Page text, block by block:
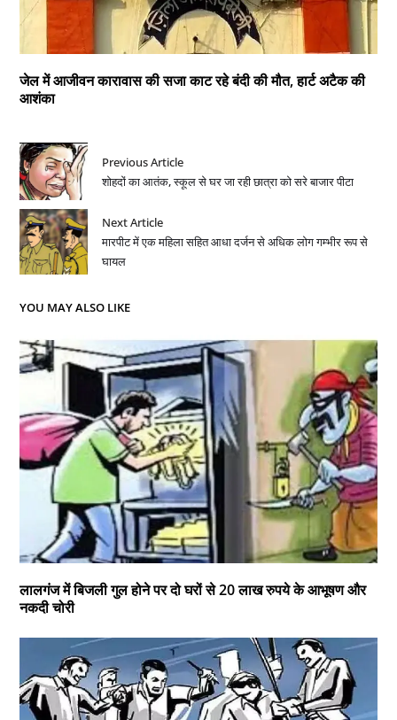
जेल में आजीवन कारावास की सजा काट रहे बंदी की मौत, हार्ट अटैक की
आशंका
Previous Article
शोहदों का आतंक, स्कूल से घर जा रही छात्रा को सरे बाजार पीटा
Next Article
मारपीट में एक महिला सहित आधा दर्जन से अधिक लोग गम्भीर रूप से
घायल
YOU MAY ALSO LIKE
लालगंज में बिजली गुल होने पर दो घरों से 20 लाख रुपये के आभूषण और
नकदी चोरी